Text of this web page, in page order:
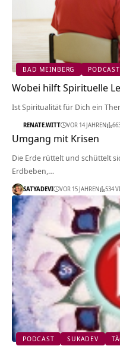
BAD MEINBERG PODCAST
Wobei hilft Spirituelle
Ist Spiritualität für Dich ein
RENATE.WITT VOR 14 JAHREN
Umgang mit Krisen
Die Erde rüttelt und schüttelt
Erdbeben,…
SATYADEVI VOR 15 JAHREN 534
PODCAST SUKADEV